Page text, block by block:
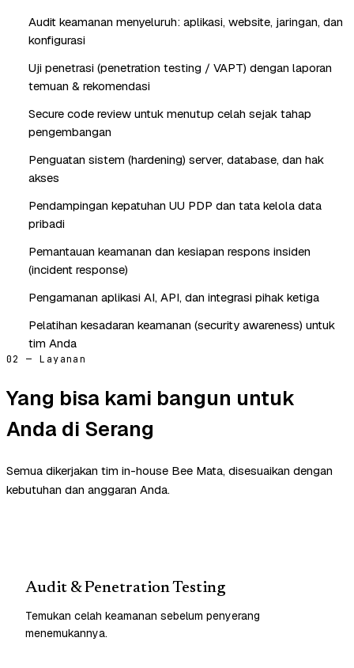
Audit keamanan menyeluruh: aplikasi, website, jaringan, dan
konfigurasi
Uji penetrasi (penetration testing / VAPT) dengan laporan
temuan & rekomendasi
Secure code review untuk menutup celah sejak tahap
pengembangan
Penguatan sistem (hardening) server, database, dan hak
akses
Pendampingan kepatuhan UU PDP dan tata kelola data
pribadi
Pemantauan keamanan dan kesiapan respons insiden
(incident response)
Pengamanan aplikasi AI, API, dan integrasi pihak ketiga
Pelatihan kesadaran keamanan (security awareness) untuk
tim Anda
02 — Layanan
Yang bisa kami bangun untuk
Anda di Serang
Semua dikerjakan tim in-house Bee Mata, disesuaikan dengan
kebutuhan dan anggaran Anda.
Audit & Penetration Testing
Temukan celah keamanan sebelum penyerang
menemukannya.